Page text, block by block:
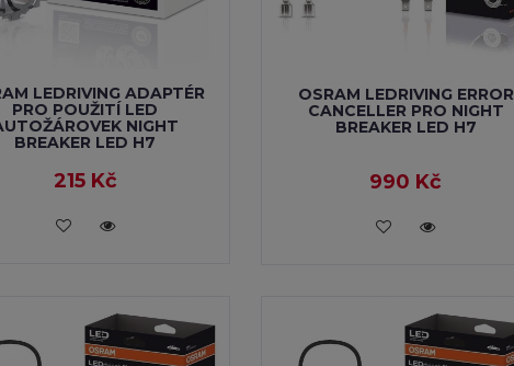
LEDRIVING ADAPTÉR
PRO POUŽITÍ LED
NIGHT
BREAKER LED H7
215 Kč
VLOŽIT DO KOŠÍKU
OSRAM LEDRIVING ERROR
CANCELLER PRO NIGHT
BREAKER LED H7
990 Kč
VLOŽIT DO KOŠÍKU